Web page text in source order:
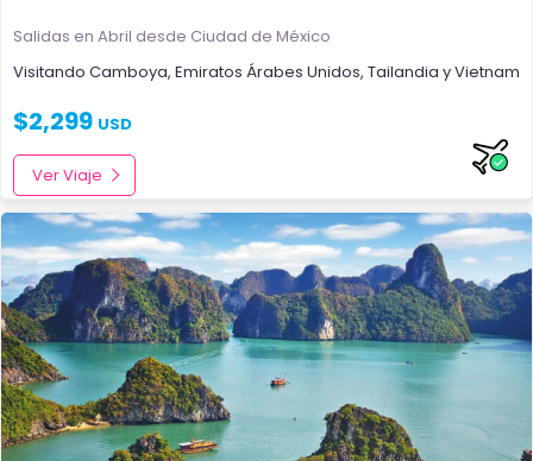
Salidas en Abril desde Ciudad de México
Visitando Camboya, Emiratos Árabes Unidos, Tailandia yVietnam
$2,299 USD
Ver Viaje